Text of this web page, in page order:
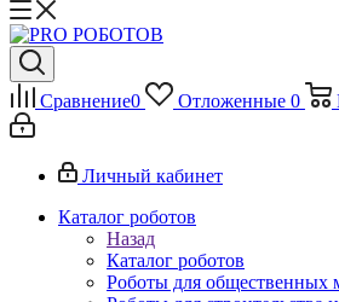
Сравнение0 Отложенные 0
Личный кабинет
Каталог роботов
Назад
Каталог роботов
Роботы для общественных